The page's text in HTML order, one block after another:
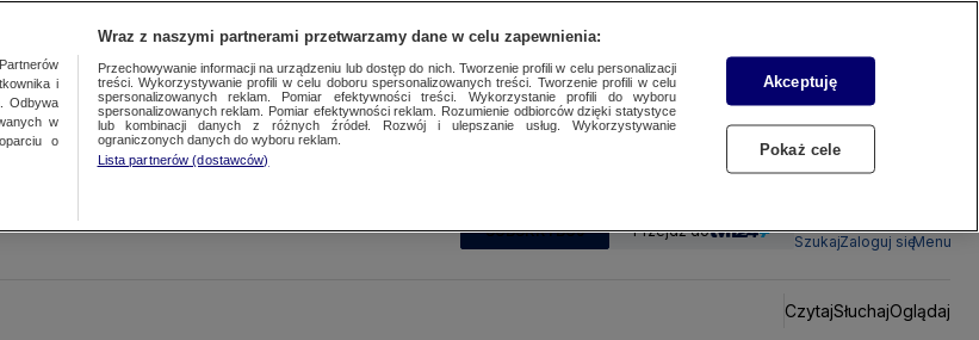
SUBSKRYBUJ Przejdź do
SzukajZaloguj sięMenu
CzytajSłuchajOglądaj
i
Odbywa
w
o
Wraz z naszymi partnerami przetwarzamy dane w celu zapewnienia:
Przechowywanie informacji na urządzeniu lub dostęp do nich. Tworzenie profili w celu personalizacji
treści. Wykorzystywanie profili w celu doboru spersonalizowanych treści. Tworzenie profili w celu
spersonalizowanych reklam. Pomiar efektywności treści. Wykorzystanie profili do wyboru
spersonalizowanych reklam. Pomiar efektywności reklam. Rozumienie odbiorców dzięki statystyce
lub kombinacji danych z różnych źródeł. Rozwój i ulepszanie usług. Wykorzystywanie
ograniczonych danych do wyboru reklam.
Lista partnerów (dostawców)
Akceptuję
Pokaż cele